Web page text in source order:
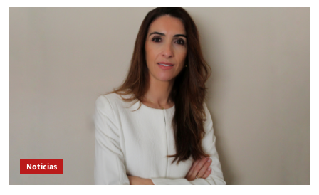
La
19
Noticias